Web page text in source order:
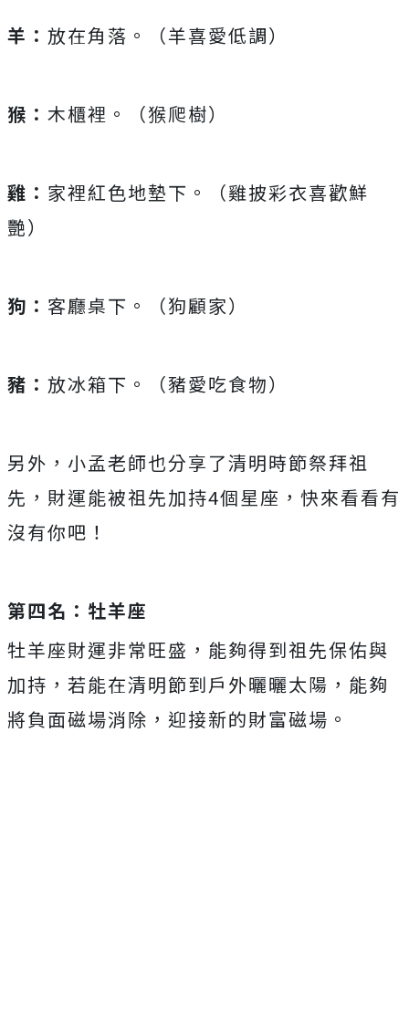
羊： 放在角落。（羊喜愛低調）
猴： 木櫃裡。（猴爬樹）
雞： 家裡紅色地墊下。（雞披彩衣喜歡鮮
艷）
狗： 客廳桌下。（狗顧家）
豬： 放冰箱下。（豬愛吃食物）
另外，小孟老師也分享了清明時節祭拜祖
先，財運能被祖先加持4個星座，快來看看有
沒有你吧！
第四名：牡羊座
牡羊座財運非常旺盛，能夠得到祖先保佑與
加持，若能在清明節到戶外曬曬太陽，能夠
將負面磁場消除，迎接新的財富磁場。